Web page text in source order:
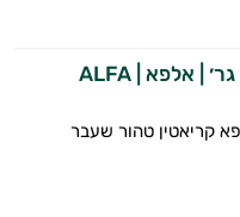
קריאטין טהור שעבר